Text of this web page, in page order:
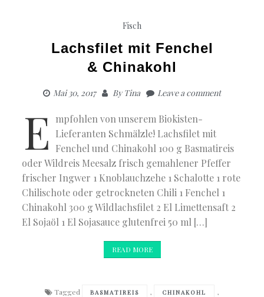
Fisch
Lachsfilet mit Fenchel
& Chinakohl
Mai 30, 2017 ByTina Leave a comment
E
mpfohlen von unserem Biokisten-
Lieferanten Schmälzle! Lachsfilet mit
Fenchel und Chinakohl 100 g Basmatireis
oder Wildreis Meesalz frisch gemahlener Pfeffer
frischer Ingwer 1 Knoblauchzehe 1 Schalotte 1 rote
Chilischote oder getrockneten Chili 1 Fenchel 1
Chinakohl 300 g Wildlachsfilet 2 El Limettensaft 2
El Sojaöl 1 El Sojasauce glutenfrei 50 ml […]
READ MORE
Tagged BASMATIREIS , CHINAKOHL ,